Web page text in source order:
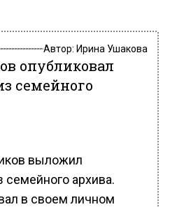
Автор: Ирина Ушакова
опубликовал
семейного
выложил
семейного архива.
в своем личном